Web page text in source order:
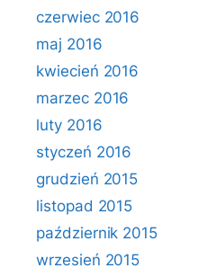
czerwiec 2016
maj 2016
kwiecień 2016
marzec 2016
luty 2016
styczeń 2016
grudzień 2015
listopad 2015
październik 2015
wrzesień 2015